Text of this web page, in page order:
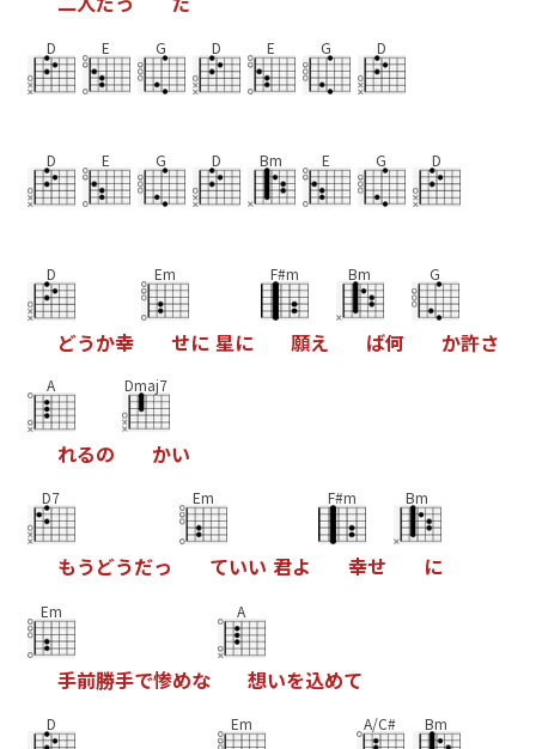
D E G D E G D
D E G D Bm E G D
D
どうか幸
Em
せに 星に
F#m
願え
Bm
ば何
G
か許さ
A
れるの
Dmaj7
かい
D7
もう どうだっ
Em
ていい 君よ
F#m
幸せ
Bm
に
Em
手前勝手で惨めな
A
想いを込めて
D Em A/C# Bm